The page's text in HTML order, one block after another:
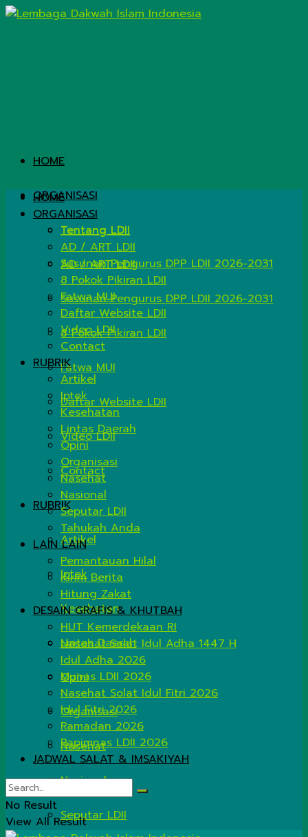
HOME
ORGANISASI
Tentang LDII
AD / ART LDII
Susunan Pengurus DPP LDII 2026-2031
8 Pokok Pikiran LDII
Fatwa MUI
Daftar Website LDII
Video LDII
Contact
RUBRIK
Artikel
Iptek
Kesehatan
Lintas Daerah
Opini
Organisasi
Nasehat
Nasional
Seputar LDII
HOME
ORGANISASI
Tentang LDII
AD / ART LDII
Susunan Pengurus DPP LDII 2026-2031
8 Pokok Pikiran LDII
Fatwa MUI
Daftar Website LDII
Video LDII
Contact
RUBRIK
Artikel
Iptek
Kesehatan
Lintas Daerah
Opini
Organisasi
Nasehat
Nasional
Seputar LDII
Tahukah Anda
LAIN LAIN
Pemantauan Hilal
Kirim Berita
Hitung Zakat
DESAIN GRAFIS & KHUTBAH
HUT Kemerdekaan RI
Nasehat Salat Idul Adha 1447 H
Idul Adha 2026
Munas LDII 2026
Nasehat Solat Idul Fitri 2026
Idul Fitri 2026
Ramadan 2026
Rapimnas LDII 2026
JADWAL SALAT & IMSAKIYAH
No Result
View All Result